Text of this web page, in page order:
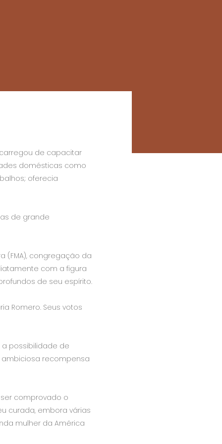
de capacitar
domésticas como
oferecia
de grande
(FMA), congregação da
com a figura
de seu espírito.
Romero. Seus votos
a possibilidade de
ambiciosa recompensa
ser comprovado o
curada, embora várias
mulher da América